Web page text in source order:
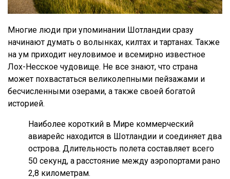
Многие люди при упоминании Шотландии сразу
начинают думать о волынках, килтах и тартанах. Также
на ум приходит неуловимое и всемирно известное
Лох-Несское чудовище. Не все знают, что страна
может похвастаться великолепными пейзажами и
бесчисленными озерами, а также своей богатой
историей.
Наиболее короткий в Мире коммерческий
авиарейс находится в Шотландии и соединяет два
острова. Длительность полета составляет всего
50 секунд, а расстояние между аэропортами рано
2,8 километрам.